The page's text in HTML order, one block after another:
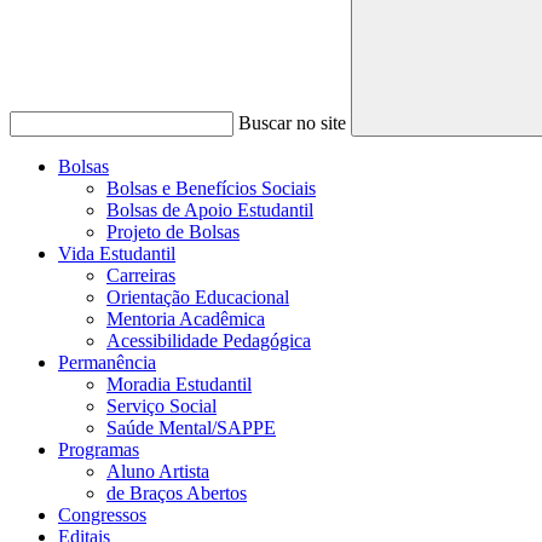
Buscar no site
Bolsas
Bolsas e Benefícios Sociais
Bolsas de Apoio Estudantil
Projeto de Bolsas
Vida Estudantil
Carreiras
Orientação Educacional
Mentoria Acadêmica
Acessibilidade Pedagógica
Permanência
Moradia Estudantil
Serviço Social
Saúde Mental/SAPPE
Programas
Aluno Artista
de Braços Abertos
Congressos
Editais